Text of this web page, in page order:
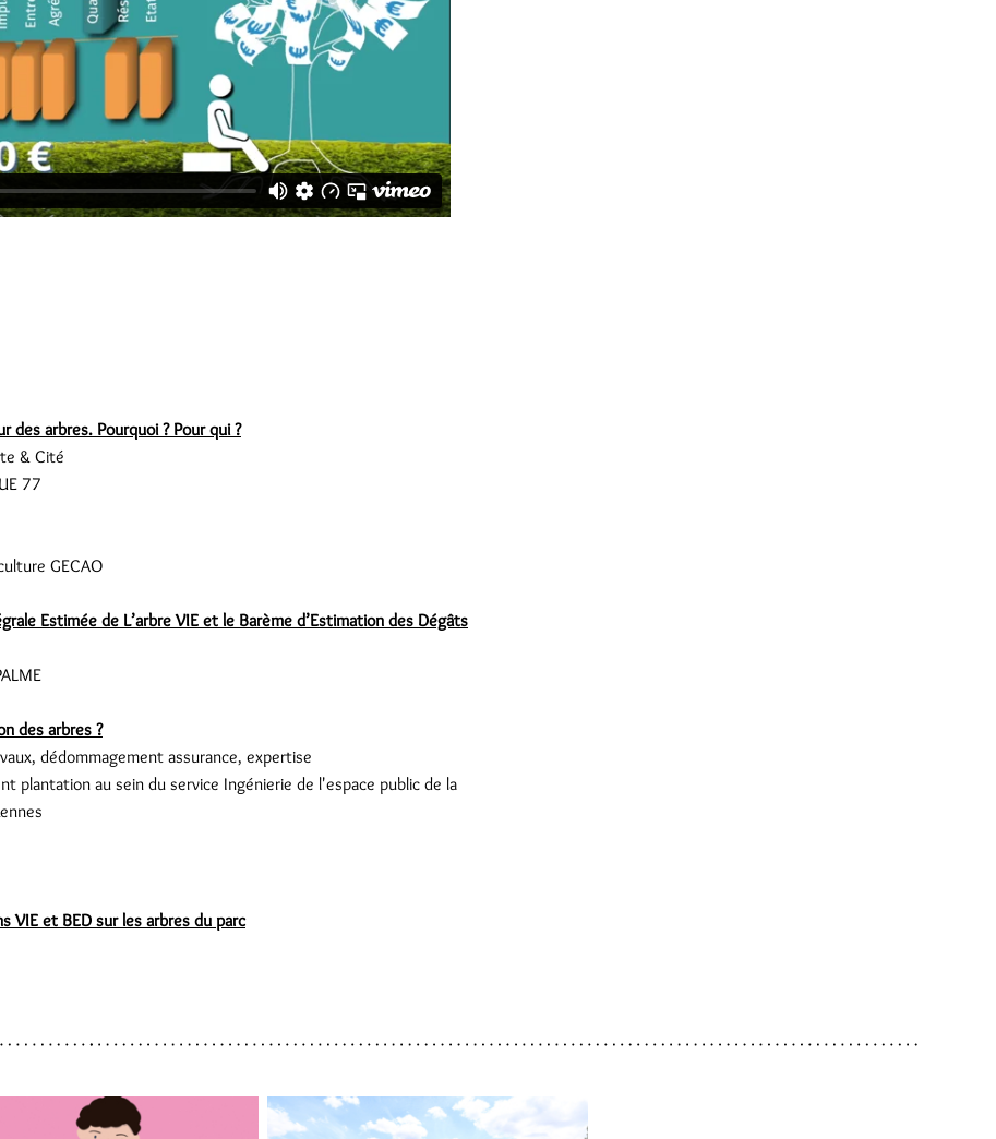
des arbres. Pourquoi ? Pour qui ?
& Cité
77
GECAO
Estimée de L’arbre VIE et le Barème d’Estimation des Dégâts
des arbres ?
dédommagement assurance, expertise
plantation au sein du service Ingénierie de l'espace public de la
VIE et BED sur les arbres du parc